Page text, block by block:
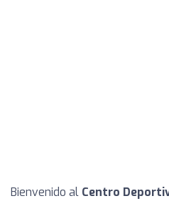
Bienvenido al Centro